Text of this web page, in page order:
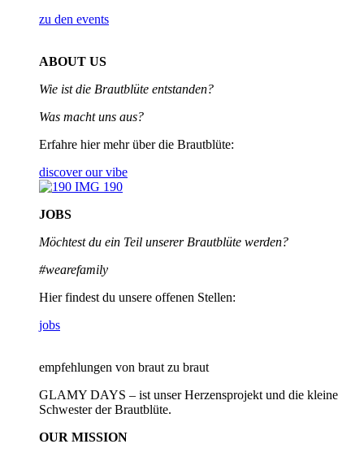
zu den events
ABOUT US
Wie ist die Brautblüte entstanden?
Was macht uns aus?
Erfahre hier mehr über die Brautblüte:
discover our vibe
JOBS
Möchtest du ein Teil unsererBrautblüte werden?
#wearefamily
Hier findest du unsere offenen Stellen:
jobs
empfehlungen von braut zu braut
GLAMY DAYS – ist unser Herzensprojekt und die kleine
Schwester der Brautblüte.
OUR MISSION